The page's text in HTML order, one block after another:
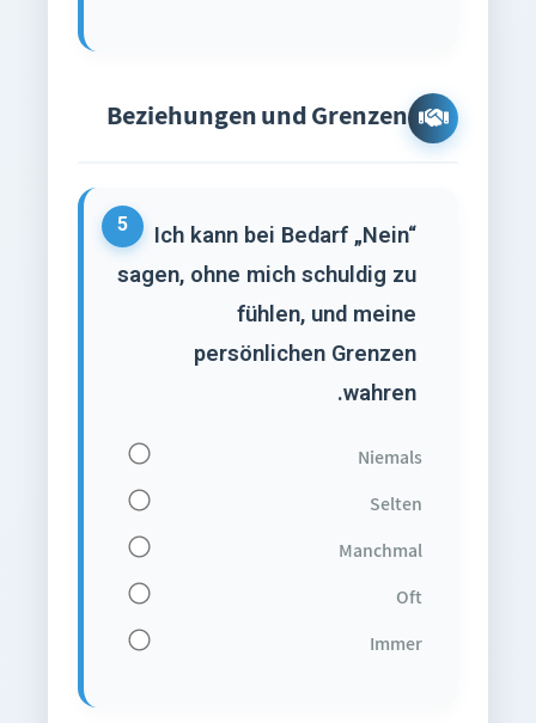
Beziehungen und Grenzen
5
Ich kann bei Bedarf „Nein“
sagen, ohne mich schuldig zu
fühlen, und meine
persönlichen Grenzen
wahren.
Niemals
Selten
Manchmal
Oft
Immer